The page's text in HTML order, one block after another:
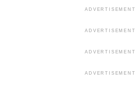
ADVERTISEMENT
ADVERTISEMENT
ADVERTISEMENT
ADVERTISEMENT